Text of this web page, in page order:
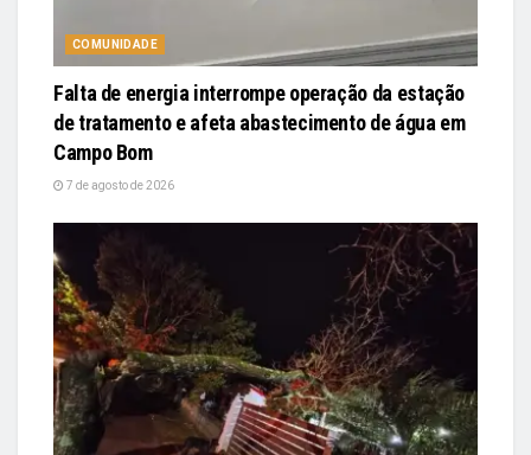
COMUNIDADE
Falta de energia interrompe operação da estação
de tratamento e afeta abastecimento de água em
Campo Bom
7 de agosto de 2026